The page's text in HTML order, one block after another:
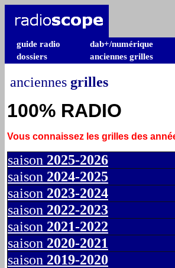
guide radio dab+/numérique
dossiers
anciennes grilles
anciennes grilles
100% RADIO
Vous connaissez les grilles des
saison 2025-2026
saison 2024-2025
saison 2023-2024
saison 2022-2023
saison 2021-2022
saison 2020-2021
saison 2019-2020